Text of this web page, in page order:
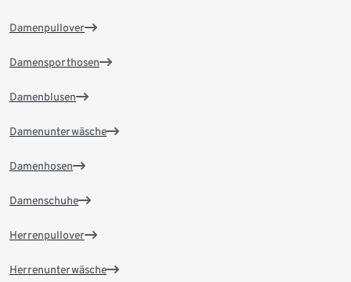
Damenpullover
Damensporthosen
Damenblusen
Damenunterwäsche
Damenhosen
Damenschuhe
Herrenpullover
Herrenunterwäsche